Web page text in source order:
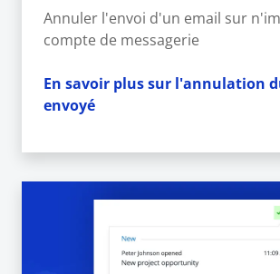
Annuler l'envoi d'un email sur
compte de messagerie
En savoir plus sur l'annulation
envoyé